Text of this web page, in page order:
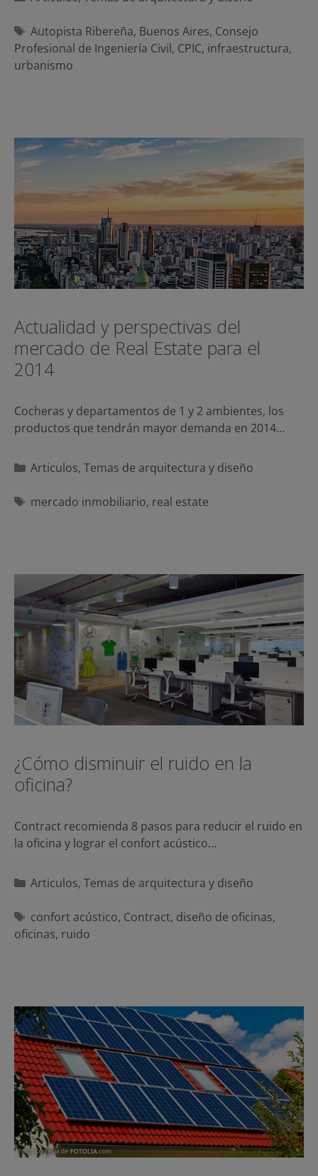
Etiquetas
Autopista Ribereña, Buenos Aires, Consejo
Profesional de Ingeniería Civil, CPIC, infraestructura,
urbanismo
Actualidad y perspectivas del
mercado de Real Estate para el
2014
Cocheras y departamentos de 1 y 2 ambientes, los
productos que tendrán mayor demanda en 2014…
Categorías
Articulos, Temas de arquitectura y diseño
Etiquetas
mercado inmobiliario, real estate
¿Cómo disminuir el ruido en la
oficina?
Contract recomienda 8 pasos para reducir el ruido en
la oficina y lograr el confort acústico…
Categorías
Articulos, Temas de arquitectura y diseño
Etiquetas
confort acústico, Contract, diseño de oficinas,
oficinas, ruido